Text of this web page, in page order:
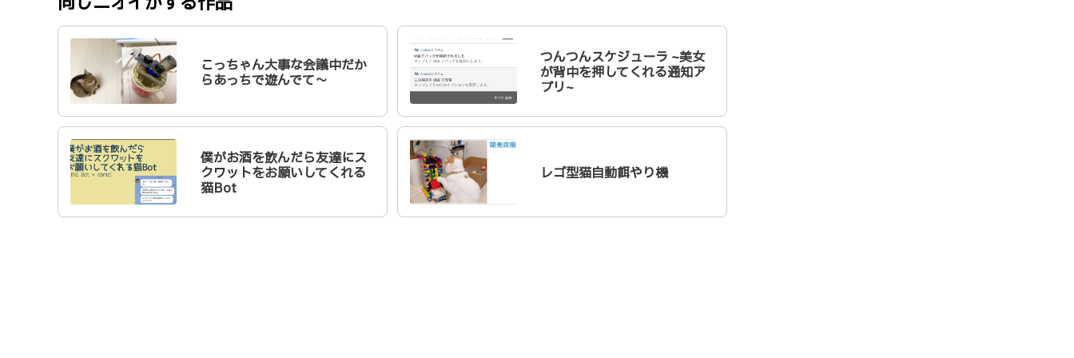
こっちゃん大事な会議中だか
らあっちで遊んでて～
つんつんスケジューラ ~美女
が背中を押してくれる通知ア
プリ~
僕がお酒を飲んだら友達にス
クワットをお願いしてくれる
猫Bot
レゴ型猫自動餌やり機